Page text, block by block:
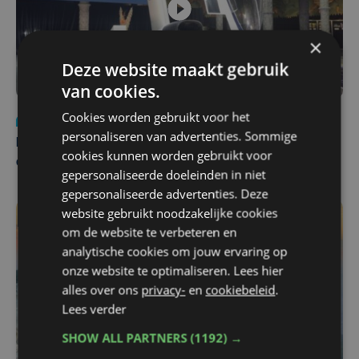
Nieuws
za 1 augustus | 22:36
Belgisch Solar Team met West-Vlamingen wint voor
eerst in VS
×
Deze website maakt gebruik
van cookies.
Cookies worden gebruikt voor het
personaliseren van advertenties. Sommige
cookies kunnen worden gebruikt voor
gepersonaliseerde doeleinden in niet
gepersonaliseerde advertenties. Deze
website gebruikt noodzakelijke cookies
om de website te verbeteren en
analytische cookies om jouw ervaring op
onze website te optimaliseren. Lees hier
alles over ons privacy- en cookiebeleid.
Lees verder
SHOW ALL PARTNERS(1192) →